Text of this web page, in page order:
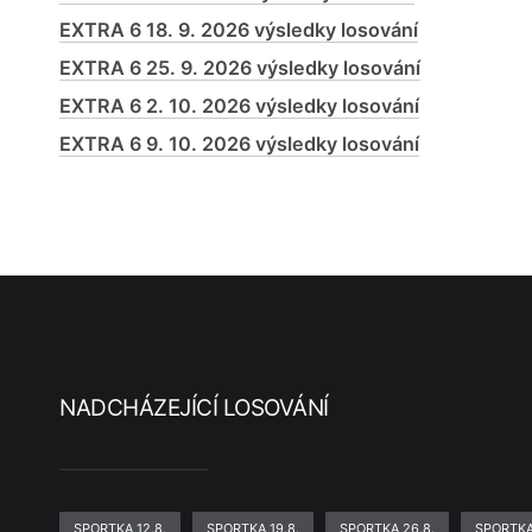
EXTRA 6 18. 9. 2026 výsledky losování
EXTRA 6 25. 9. 2026 výsledky losování
EXTRA 6 2. 10. 2026 výsledky losování
EXTRA 6 9. 10. 2026 výsledky losování
NADCHÁZEJÍCÍ LOSOVÁNÍ
SPORTKA 12.8. SPORTKA 19.8. SPORTKA 26.8.